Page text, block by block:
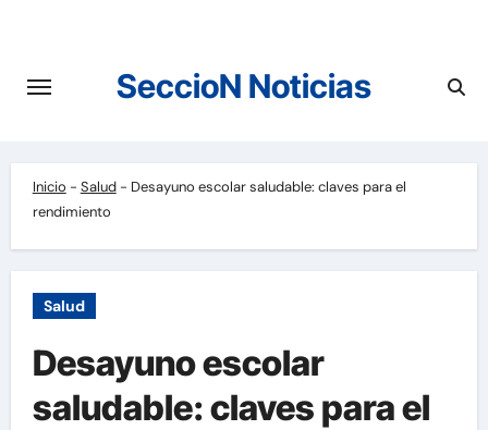
contenido
SeccioN Noticias
Inicio - Salud- Desayuno escolar saludable: claves para el
rendimiento
Salud
Desayuno escolar
saludable: claves para el